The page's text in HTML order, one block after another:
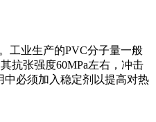
工业生产的PVC分子量一般
抗张强度60MPa左右，冲击
中必须加入稳定剂以提高对热